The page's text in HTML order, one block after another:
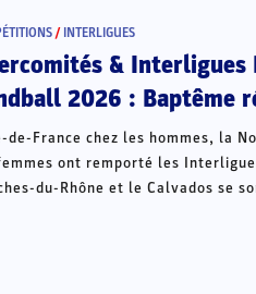
/ INTERLIGUES
& Interligues
2026 : Baptême
de-France chez les hommes, la
ont remporté les
du-Rhône et le Calvados se